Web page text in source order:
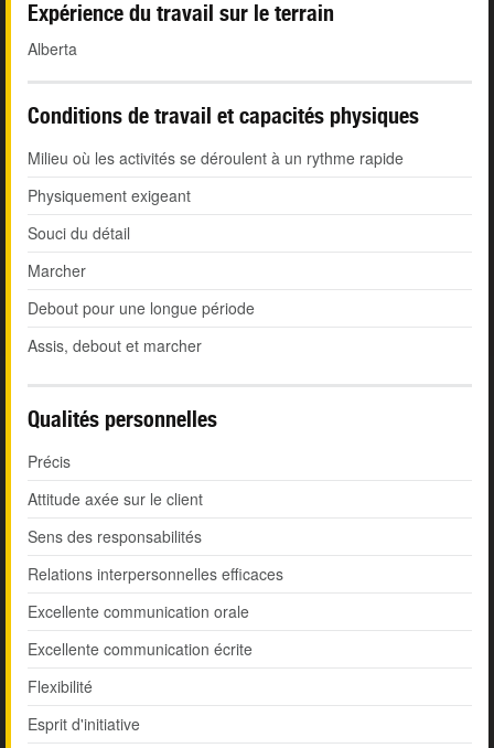
Expérience du travail sur le terrain
Alberta
Conditions de travail et capacités physiques
Milieu où les activités se déroulent à un rythme rapide
Physiquement exigeant
Souci du détail
Marcher
Debout pour une longue période
Assis, debout et marcher
Qualités personnelles
Précis
Attitude axée sur le client
Sens des responsabilités
Relations interpersonnelles efficaces
Excellente communication orale
Excellente communication écrite
Flexibilité
Esprit d'initiative